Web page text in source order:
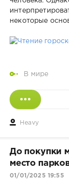
некоторые
В мире
Heavy
До покупки
место
01/01/2025 19:55